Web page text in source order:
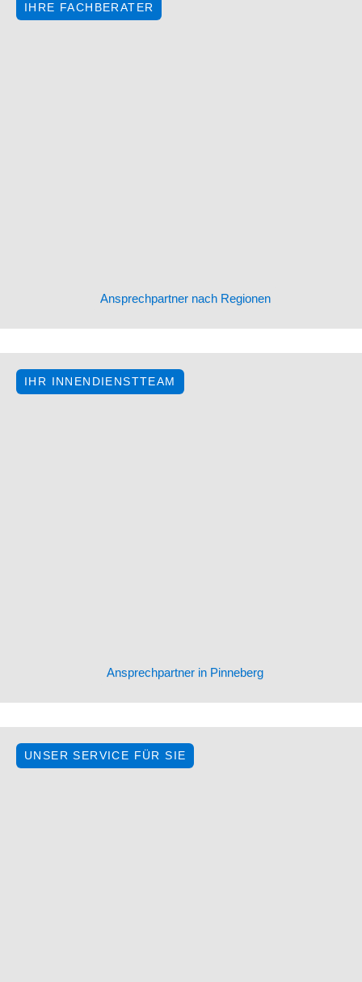
IHRE FACHBERATER
Ansprechpartner nach Regionen
IHR INNENDIENSTTEAM
Ansprechpartner in Pinneberg
UNSER SERVICE FÜR SIE